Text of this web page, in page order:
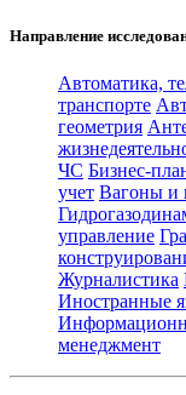
Направление
Автоматика,
транспорте
геометрия
ЧС Бизнес-
учет Вагоны и
управление
Журналистика
Иностранные
менеджмент